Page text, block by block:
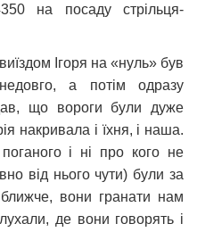
на посаду стрільця-
Ігоря на «нуль» був
а потім одразу
що вороги були дуже
накривала і їхня, і наша.
і ні про кого не
від нього чути) були за
вони гранати нам
де вони говорять і